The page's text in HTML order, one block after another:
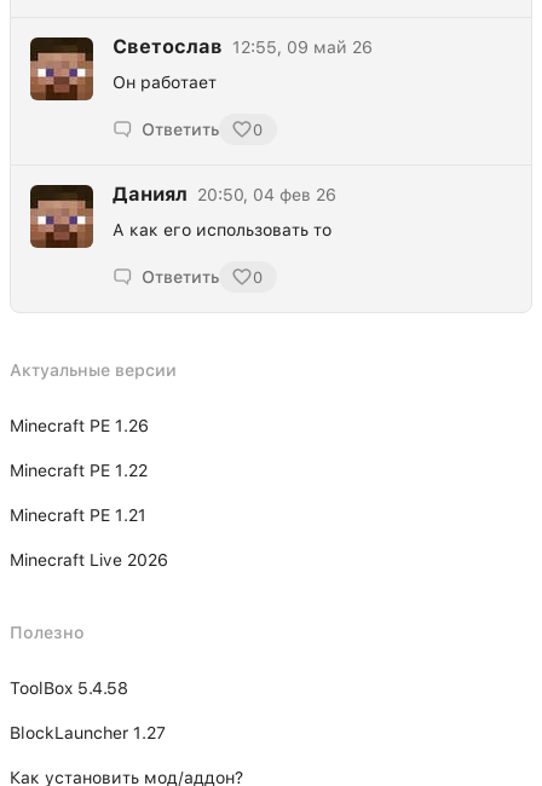
Светослав
12:55, 09 май 26
Он работает
Ответить 0
Даниял
20:50, 04 фев 26
А как его использовать то
Ответить 0
Актуальные версии
Minecraft PE 1.26
Minecraft PE 1.22
Minecraft PE 1.21
Minecraft Live 2026
Полезно
ToolBox 5.4.58
BlockLauncher 1.27
Как установить мод/аддон?